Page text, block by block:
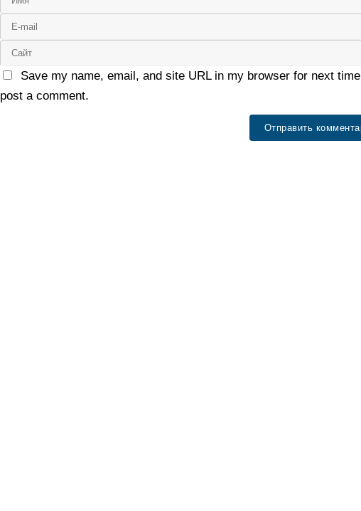
Save my name, email, and site URL in my browser for next time I
post a comment.